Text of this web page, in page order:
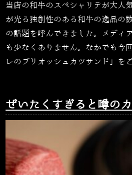
当店の和牛のスペシャリテが大人
が光る独創性のある和牛の逸品の
の話題を呼んできました。メディ
も少なくありません。なかでも今
レのブリオッシュカツサンド」を
ぜいたくすぎると噂の